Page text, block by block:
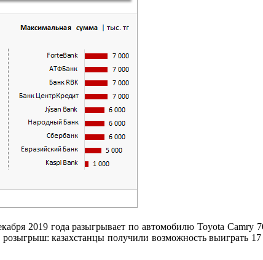
2019 года разыгрывает по автомобилю Toyota
казахстанцы получили возможность выиграть